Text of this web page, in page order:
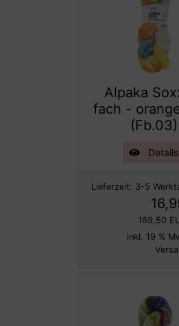
Alpaka
fach -
(Fb.03)
Details
Lieferzeit: 3-5
169,50
inkl. 19 %